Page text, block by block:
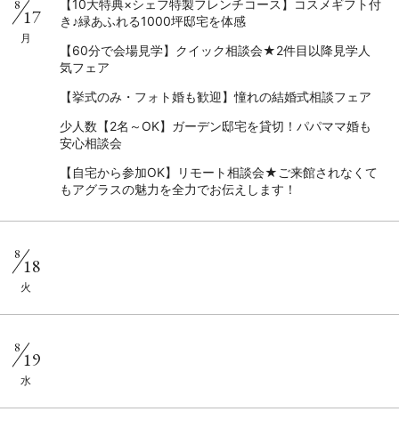
8
17
月
【10大特典×シェフ特製フレンチコース】コスメギフト付
き♪緑あふれる1000坪邸宅を体感
【60分で会場見学】クイック相談会★2件目以降見学人
気フェア
【挙式のみ・フォト婚も歓迎】憧れの結婚式相談フェア
少人数【2名～OK】ガーデン邸宅を貸切！パパママ婚も
安心相談会
【自宅から参加OK】リモート相談会★ご来館されなくて
もアグラスの魅力を全力でお伝えします！
8
18
火
8
19
水